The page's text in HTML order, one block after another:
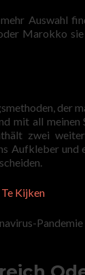
Auswahl
Marokko
der
mit all meinen
zwei
Aufkleber und
Kijken